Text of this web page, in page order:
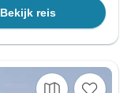
Bekijk reis